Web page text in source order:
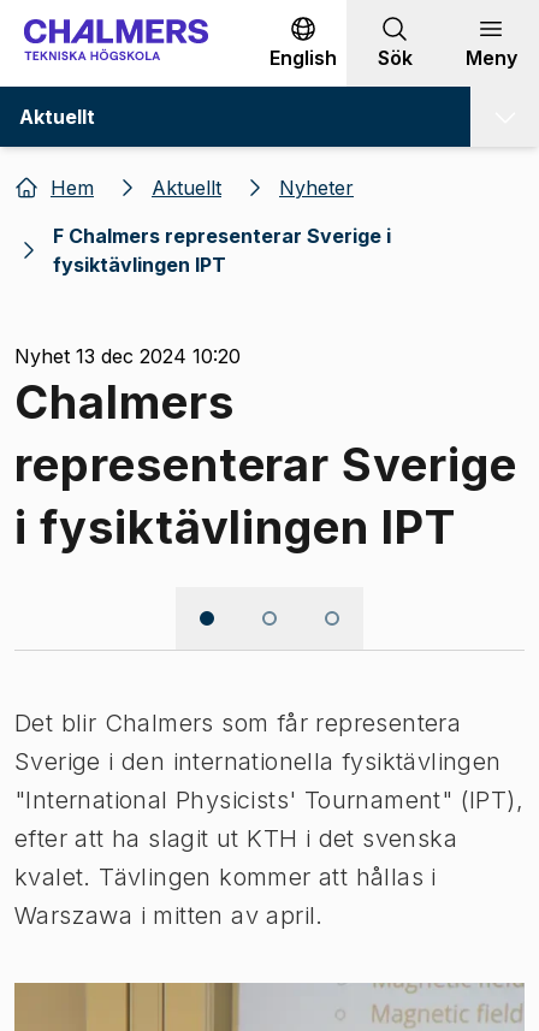
Gå till innehållet
English Sök Meny
Aktuellt
Hem Aktuellt
Nyheter
F Chalmers representerar Sverige i
fysiktävlingen IPT
Nyhet 13 dec 2024 10:20
Chalmers
representerar Sverige
i fysiktävlingen IPT
Det blir Chalmers som får representera
Sverige i den internationella fysiktävlingen
"International Physicists' Tournament" (IPT),
efter att ha slagit ut KTH i det svenska
kvalet. Tävlingen kommer att hållas i
Warszawa i mitten av april.